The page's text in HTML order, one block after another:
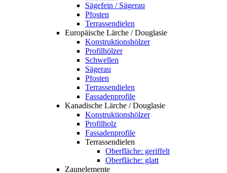
Sägefein / Sägerau
Pfosten
Terrassendielen
Europäische Lärche / Douglasie
Konstruktionshölzer
Profilhölzer
Schwellen
Sägerau
Pfosten
Terrassendielen
Fassadenprofile
Kanadische Lärche / Douglasie
Konstruktionshölzer
Profilholz
Fassadenprofile
Terrassendielen
Oberfläche: geriffelt
Oberfläche: glatt
Zaunelemente